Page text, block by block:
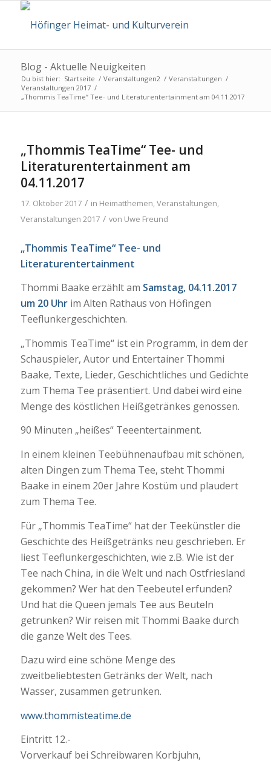
Blog - Aktuelle Neuigkeiten
Du bist hier: Startseite / Veranstaltungen2 / Veranstaltungen /
Veranstaltungen 2017 /
„Thommis TeaTime“ Tee- und Literaturentertainment am 04.11.2017
„Thommis TeaTime“ Tee- und
Literaturentertainment am
04.11.2017
17. Oktober 2017 / in Heimatthemen,Veranstaltungen,
Veranstaltungen 2017 / von Uwe Freund
„Thommis TeaTime“ Tee- und
Literaturentertainment
Thommi Baake erzählt am Samstag, 04.11.2017
um 20 Uhrim Alten Rathaus von Höfingen
Teeflunkergeschichten.
„Thommis TeaTime“ ist ein Programm, in dem der
Schauspieler, Autor und Entertainer Thommi
Baake, Texte, Lieder, Geschichtliches und Gedichte
zum Thema Tee präsentiert. Und dabei wird eine
Menge des köstlichen Heißgetränkes genossen.
90 Minuten „heißes“ Teeentertainment.
In einem kleinen Teebühnenaufbau mit schönen,
alten Dingen zum Thema Tee, steht Thommi
Baake in einem 20er Jahre Kostüm und plaudert
zum Thema Tee.
Für „Thommis TeaTime“ hat der Teekünstler die
Geschichte des Heißgetränks neu geschrieben. Er
liest Teeflunkergeschichten, wie z.B. Wie ist der
Tee nach China, in die Welt und nach Ostfriesland
gekommen? Wer hat den Teebeutel erfunden?
Und hat die Queen jemals Tee aus Beuteln
getrunken? Wir reisen mit Thommi Baake durch
die ganze Welt des Tees.
Dazu wird eine schöne Menge des
zweitbeliebtesten Getränks der Welt, nach
Wasser, zusammen getrunken.
www.thommisteatime.de
Eintritt 12.-
Vorverkauf bei Schreibwaren Korbjuhn,